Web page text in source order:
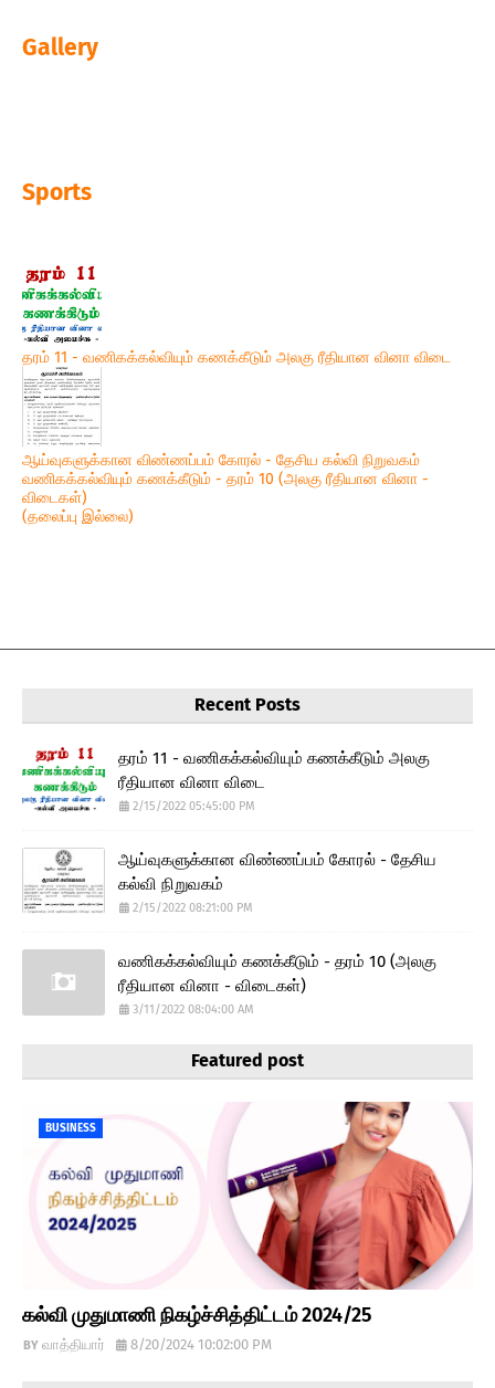
Gallery
Sports
தரம் 11 - வணிகக்கல்வியும் கணக்கீடும் அலகு ரீதியான வினா விடை
ஆய்வுகளுக்கான விண்ணப்பம் கோரல் - தேசிய கல்வி நிறுவகம்
வணிகக்கல்வியும் கணக்கீடும் - தரம் 10 (அலகு ரீதியான வினா -
விடைகள்)
(தலைப்பு இல்லை)
Recent Posts
தரம் 11 - வணிகக்கல்வியும் கணக்கீடும் அலகு
ரீதியான வினா விடை
2/15/2022 05:45:00 PM
ஆய்வுகளுக்கான விண்ணப்பம் கோரல் - தேசிய
கல்வி நிறுவகம்
2/15/2022 08:21:00 PM
வணிகக்கல்வியும் கணக்கீடும் - தரம் 10 (அலகு
ரீதியான வினா - விடைகள்)
3/11/2022 08:04:00 AM
Featured post
BUSINESS
கல்வி முதுமாணி நிகழ்ச்சித்திட்டம் 2024/25
வாத்தியார் 8/20/2024 10:02:00 PM